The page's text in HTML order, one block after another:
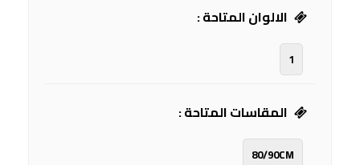
الالوان المتاحة :
1
المقاسات المتاحة :
80/90CM